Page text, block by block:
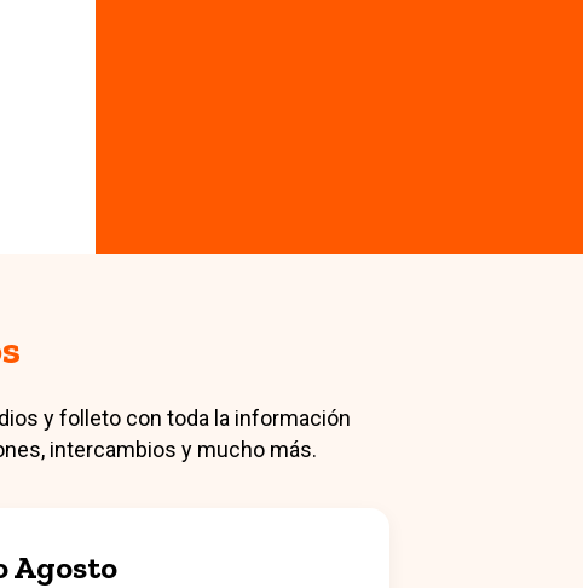
y folleto con toda la información
intercambios y mucho más.
Agosto